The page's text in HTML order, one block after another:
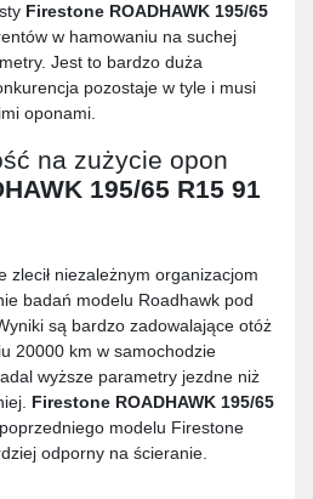
Firestone ROADHAWK 195/65
w hamowaniu na suchej
Jest to bardzo duża
pozostaje w tyle i musi
oponami.
na zużycie opon
195/65 R15 91
zlecił niezależnym organizacjom
badań modelu Roadhawk pod
są bardzo zadowalające otóż
20000 km w samochodzie
wyższe parametry jezdne niż
Firestone ROADHAWK 195/65
modelu Firestone
odporny na ścieranie.